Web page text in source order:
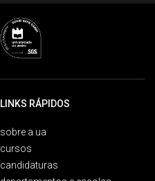
LINKS RÁPIDOS
sobre a ua
cursos
candidaturas